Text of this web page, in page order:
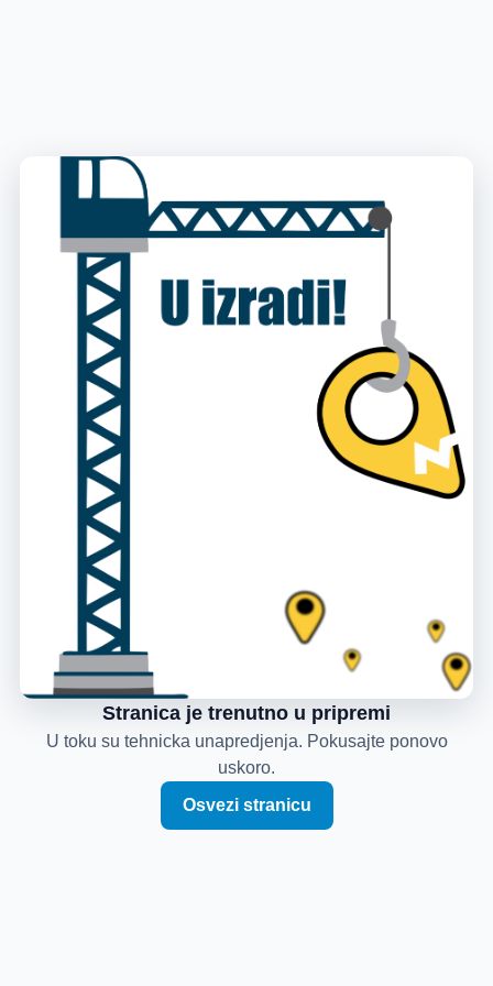
Stranica je trenutno u pripremi
U toku su tehnicka unapredjenja. Pokusajte ponovo
uskoro.
Osvezi stranicu